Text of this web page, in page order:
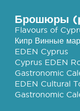
Брошюры
Flavours of
Кипр Винные
EDEN Cyprus
Cyprus EDEN
Gastronomic
EDEN Cultural
Gastronomic